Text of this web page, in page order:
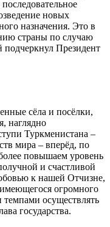
новых
назначения. Это в
страны по случаю
Президент
сёла и посёлки,
наглядно
Туркменистана –
мира – вперёд, по
повышаем уровень
и счастливой
к нашей Отчизне,
огромного
осуществлять
государства.